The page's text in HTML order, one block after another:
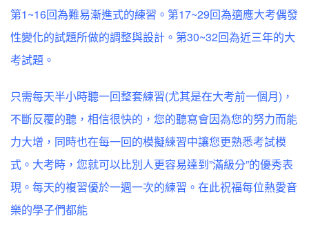
第1~16回為難易漸進式的練習。第17~29回為適應大考偶發
性變化的試題所做的調整與設計。第30~32回為近三年的大
考試題。
只需每天半小時聽一回整套練習(尤其是在大考前一個月)，
不斷反覆的聽，相信很快的，您的聽寫會因為您的努力而能
力大增，同時也在每一回的模擬練習中讓您更熟悉考試模
式。大考時，您就可以比別人更容易達到”滿級分”的優秀表
現。每天的複習優於一週一次的練習。在此祝福每位熱愛音
樂的學子們都能